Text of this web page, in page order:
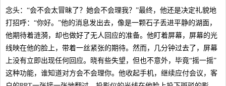
念头：“会不会太冒昧了？她会不会理我？”最终，他还是决定礼貌地
打招呼：“你好。”他的消息发出去，像是一颗石子丢进平静的湖面，
他期待着涟漪，却也做好了无人回应的准备。他盯着屏幕，屏幕的光
线映在他的脸上，带着一丝紧张的期待。然而，几分钟过去了，屏幕
上没有立即出现任何回应。晓有些失望，但也不意外，毕竟“摇一摇”
这种功能，谁知道对方会不会理你。他收起手机，继续应付会议，客